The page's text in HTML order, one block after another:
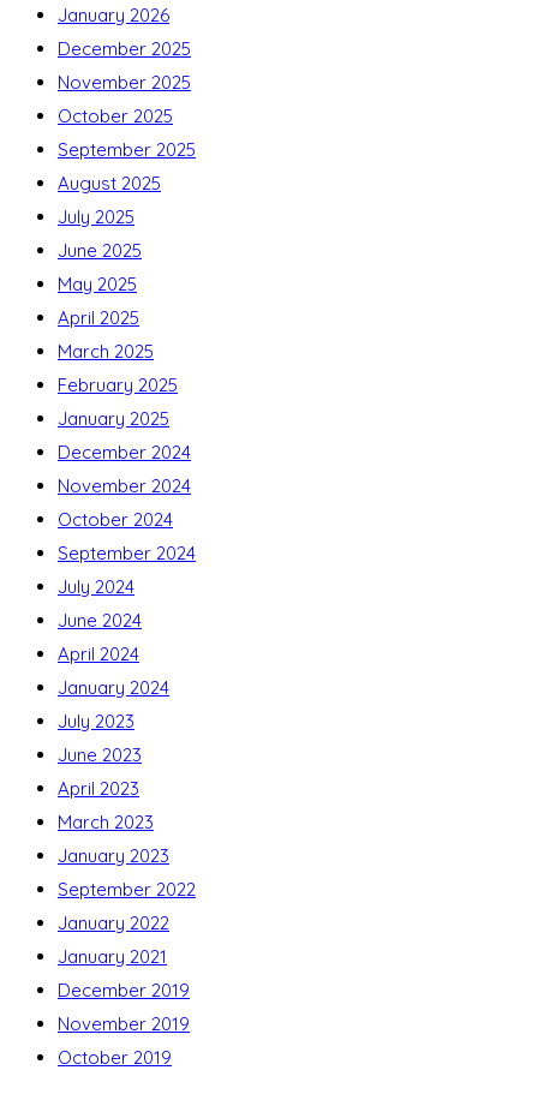
January 2026
December 2025
November 2025
October 2025
September 2025
August 2025
July 2025
June 2025
May 2025
April 2025
March 2025
February 2025
January 2025
December 2024
November 2024
October 2024
September 2024
July 2024
June 2024
April 2024
January 2024
July 2023
June 2023
April 2023
March 2023
January 2023
September 2022
January 2022
January 2021
December 2019
November 2019
October 2019